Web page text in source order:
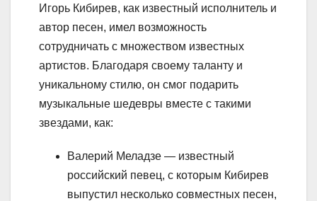
Игорь Кибирев, как известный исполнитель и
автор песен, имел возможность
сотрудничать с множеством известных
артистов. Благодаря своему таланту и
уникальному стилю, он смог подарить
музыкальные шедевры вместе с такими
звездами, как:
Валерий Меладзе — известный
российский певец, с которым Кибирев
выпустил несколько совместных песен,